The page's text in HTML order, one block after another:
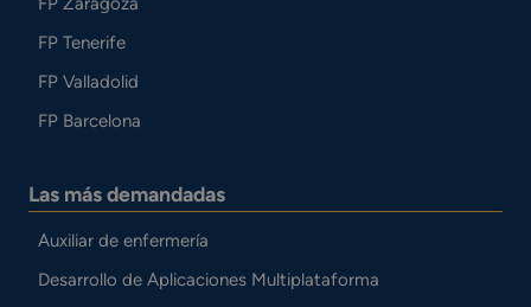
FP Tenerife
FP Valladolid
FP Barcelona
Las más demandadas
Auxiliar de enfermería
Desarrollo de Aplicaciones Multiplataforma